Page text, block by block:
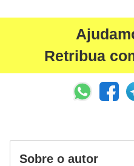
Retribua
Sobre o autor